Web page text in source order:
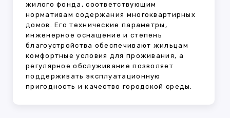
жилого фонда, соответствующим
нормативам содержания многоквартирных
домов. Его технические параметры,
инженерное оснащение и степень
благоустройства обеспечивают жильцам
комфортные условия для проживания, а
регулярное обслуживание позволяет
поддерживать эксплуатационную
пригодность и качество городской среды.